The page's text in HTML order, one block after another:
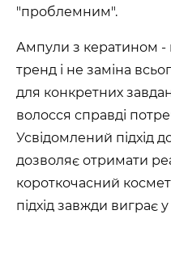
"проблемним".
Ампули з кератином -
тренд і не заміна
для конкретних
волосся справді
Усвідомлений підхід
дозволяє отримати
короткочасний
підхід завжди виграє